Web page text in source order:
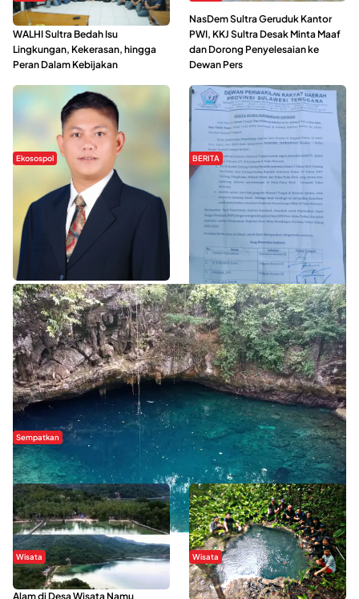
Refleksi Gerakan Perempuan,
WALHI Sultra Bedah Isu
Lingkungan, Kekerasan, hingga
Peran Dalam Kebijakan
NasDem Sultra Geruduk Kantor
PWI, KKJ Sultra Desak Minta Maaf
dan Dorong Penyelesaian ke
Dewan Pers
Ekosospol
Slogan Pemberdayaan Lokal
Dinilai Hanya Pemanis, Tokoh
Pemuda Wilalang Kritik Dominasi
Orang Luar
BERITA
Hipmawani Bersama DPRD Sultra
Sepakati RDP Perihal IUP
Pertambangan di Pulau Wawonii
WISATA SULTRA >>
Sempatkan
Danau Rebi-Rebi, Pesona Alam Tersembunyi di Morowali
Wisata
Menikmati Suasana Keindahan
Alam di Desa Wisata Namu
Wisata
Sering Menjadi Tempat Refreshing
Mahasiswa KKN, Yuk Kunjungi